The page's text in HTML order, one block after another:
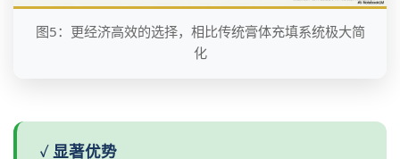
图5：更经济高效的选择，相比传统膏体充填系统极大简
化
✓ 显著优势